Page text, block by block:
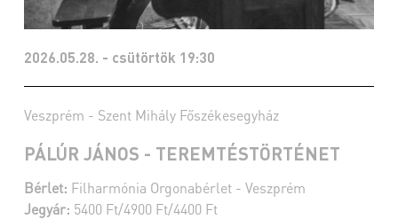
2026.05.28. - csütörtök 19:30
Veszprém - Szent Mihály Főszékesegyház
PÁLÚR JÁNOS - TEREMTÉSTÖRTÉNET
Bérlet: Filharmónia Orgonabérlet - Veszprém
Jegyár: 5400 Ft/4900 Ft/4400 Ft